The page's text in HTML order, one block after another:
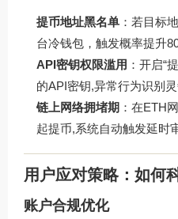
提币地址黑名单 ：若目标
台冷钱包，触发概率提升
API密钥权限滥用 ：开启“
的API密钥,异常行为识别
链上网络拥堵期 ：在ETH
起提币,系统自动触发延时
用户应对策略：如何
账户合规优化